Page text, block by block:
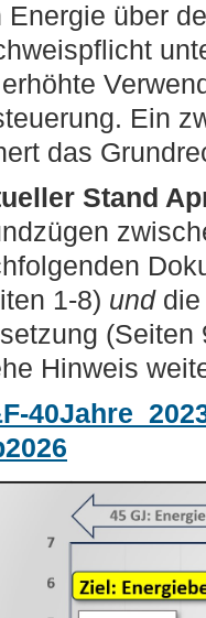
Energie über
Ein
das
Stand
1-8) unddie
(Seiten
Hinweis